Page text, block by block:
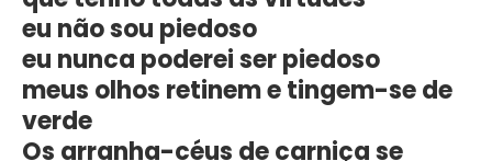
eu não sou piedoso
eu nunca poderei ser piedoso
meus olhos retinem e tingem-se de
verde
Os arranha-céus de carniça se